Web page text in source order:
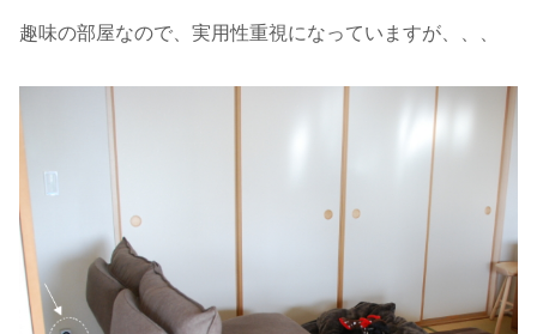
趣味の部屋なので、実用性重視になっていますが、、、